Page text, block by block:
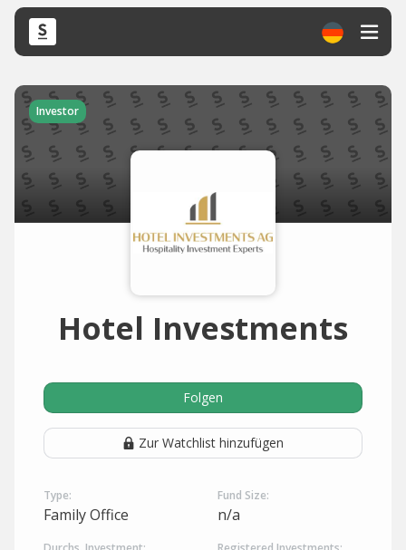
Investor
Hotel Investments
Folgen
Zur Watchlist hinzufügen
Type:
Family Office
Fund Size:
n/a